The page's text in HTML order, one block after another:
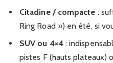
Citadine / compacte :
Ring Road ») en été, si
SUV ou 4×4:
pistes F (hauts plateaux)